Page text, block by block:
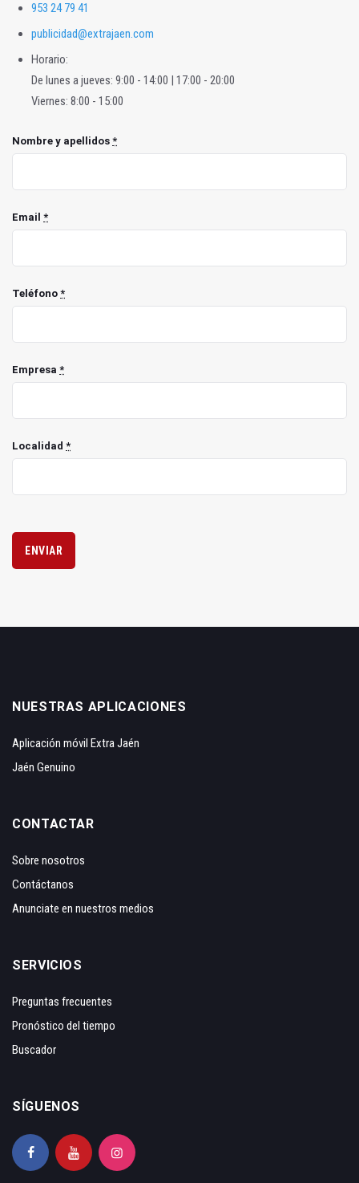
953 24 79 41
publicidad@extrajaen.com
Horario:
De lunes a jueves: 9:00 - 14:00 | 17:00 - 20:00
Viernes: 8:00 - 15:00
Nombre y apellidos *
Email *
Teléfono *
Empresa *
Localidad *
ENVIAR
NUESTRAS APLICACIONES
Aplicación móvil Extra Jaén
Jaén Genuino
CONTACTAR
Sobre nosotros
Contáctanos
Anunciate en nuestros medios
SERVICIOS
Preguntas frecuentes
Pronóstico del tiempo
Buscador
SÍGUENOS